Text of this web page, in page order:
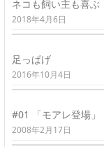
ネコも飼い主も喜
2018年4月6日
足っぱげ
2016年10月4日
#01 「モアレ登場」
2008年2月17日